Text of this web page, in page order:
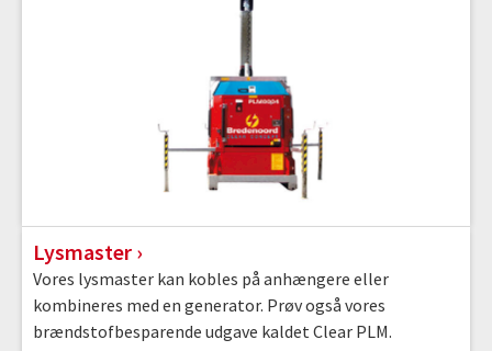
Lysmaster
Vores lysmaster kan kobles på anhængere eller
kombineres med en generator. Prøv også vores
brændstofbesparende udgave kaldet Clear PLM.